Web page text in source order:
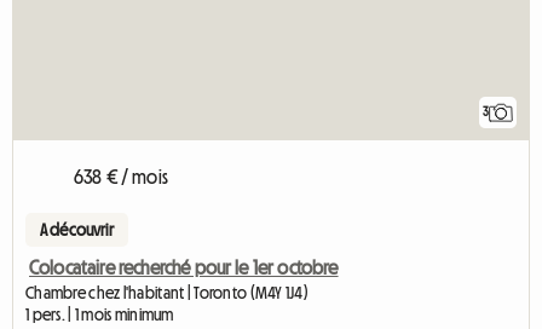
3
638 € / mois
A découvrir
Colocataire recherché pour le 1er octobre
Chambre chez l'habitant | Toronto (M4Y 1J4)
1 pers. | 1 mois minimum